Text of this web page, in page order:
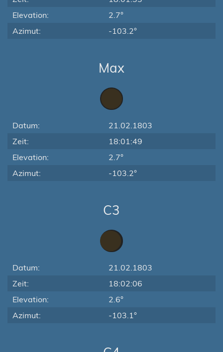
Elevation:
2.7°
Azimut:
-103.2°
Max
Datum:
21.02.1803
Zeit:
18:01:49
Elevation:
2.7°
Azimut:
-103.2°
C3
Datum:
21.02.1803
Zeit:
18:02:06
Elevation:
2.6°
Azimut:
-103.1°